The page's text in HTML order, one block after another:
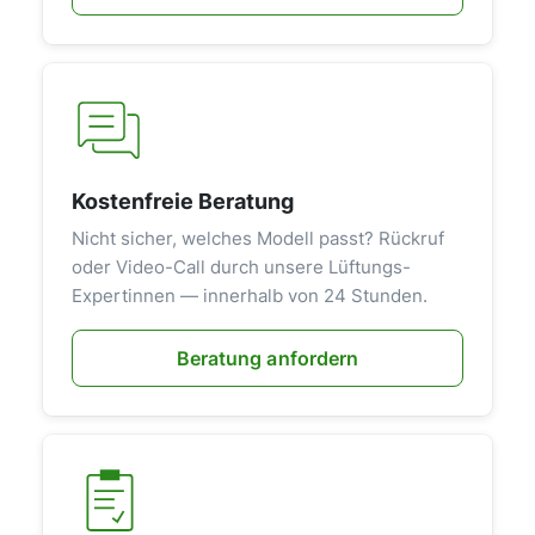
Überschreitung von Grenzwerten
ebenfalls automatisch in den Modus
und Ihre Familie stets gesunde,
schadstoffarme und optimal
temperierte Luft.Vielseitige
Betriebsmodi für jeden BedarfDer MZ-
Home bietet verschiedene
Betriebsarten, die sich flexibel an Ihre
Anforderungen anpassen lassen:
"Entfeuchtung (EF)" für schnellen
Feuchtigkeitsabbau, "Durchlüftung
(DL)" für kühle Frischluftzufuhr ohne
Wärmerückgewinnung,
"Wärmerückgewinnung (WRG)" für
die "Pause-Funktion" für temporäre
Abschaltung. Diese Vielfalt garantiert
Kostenfreie Beratung
Nicht sicher, welches Modell passt? Rückruf
oder Video-Call durch unsere Lüftungs-
Expertinnen — innerhalb von 24 Stunden.
Beratung anfordern